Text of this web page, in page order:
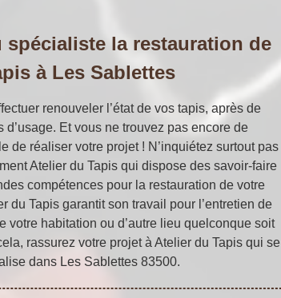
spécialiste la restauration de
à Les Sablettes
renouveler l’état de vos tapis, après de
d’usage. Et vous ne trouvez pas encore de
de réaliser votre projet ! N’inquiétez surtout pas
Atelier du Tapis qui dispose des savoir-faire
compétences pour la restauration de votre
du Tapis garantit son travail pour l’entretien de
votre habitation ou d’autre lieu quelconque soit
rassurez votre projet à Atelier du Tapis qui se
dans Les Sablettes 83500.